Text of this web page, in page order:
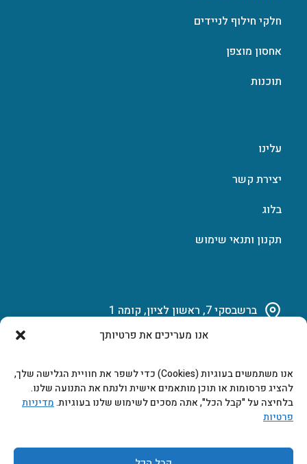
אנו מעריכים את פרטיותך
אנו משתמשים בעוגיות (Cookies) כדי לשפר את חוויית הגלישה שלך,
להציג פרסומות או תוכן מותאמים אישית ולנתח את התנועה שלנו.
בלחיצה על "קבל הכל", אתה מסכים לשימוש שלנו בעוגיות.מדיניות
פרטיות
חלקי חילוף לניידים
אחסון מוצפן
תוכנות
עלינו
יצירת קשר
בלוג
תקנון ותנאי שימוש
ברשבסקי 7, ראשון לציון, קומה 1
marketing@b-tech.co.il